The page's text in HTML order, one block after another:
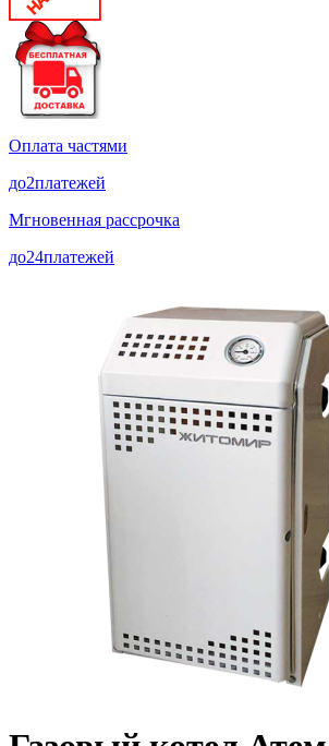
Оплата частями
до2платежей
Мгновенная рассрочка
до24платежей